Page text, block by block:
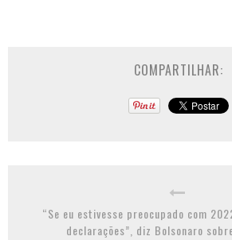
COMPARTILHAR:
“Se eu estivesse preocupado com
declarações”, diz Bolsonaro